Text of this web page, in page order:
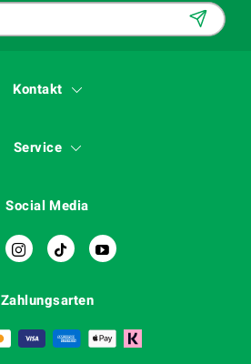
Kontakt
Service
Social Media
Zahlungsarten